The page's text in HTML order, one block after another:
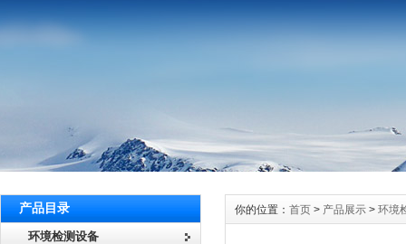
产品目录
环境检测设备
你的位置： 首页 > 产品展示 > 环境